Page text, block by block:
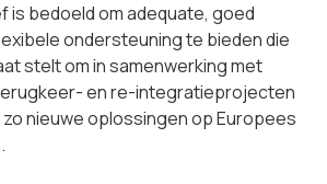
is bedoeld om adequate, goed
ondersteuning te bieden die
stelt om in samenwerking met
en re-integratieprojecten
nieuwe oplossingen op Europees